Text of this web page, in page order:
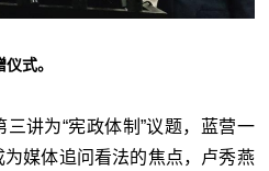
式。
讲为“宪政体制”议题，蓝营一
媒体追问看法的焦点，卢秀燕